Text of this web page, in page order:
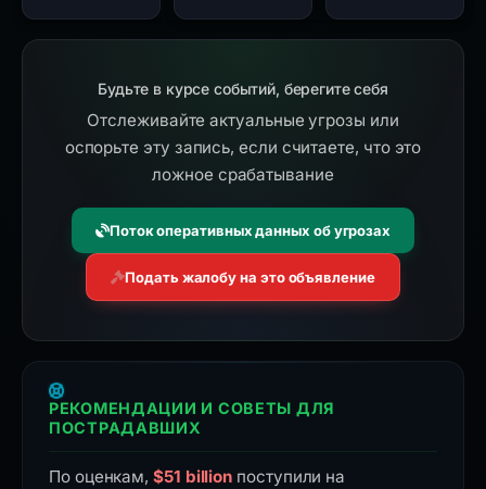
Будьте в курсе событий, берегите себя
Отслеживайте актуальные угрозы или
оспорьте эту запись, если считаете, что это
ложное срабатывание
Поток оперативных данных об угрозах
Подать жалобу на это объявление
РЕКОМЕНДАЦИИ И СОВЕТЫ ДЛЯ
ПОСТРАДАВШИХ
По оценкам,$51 billion поступили на